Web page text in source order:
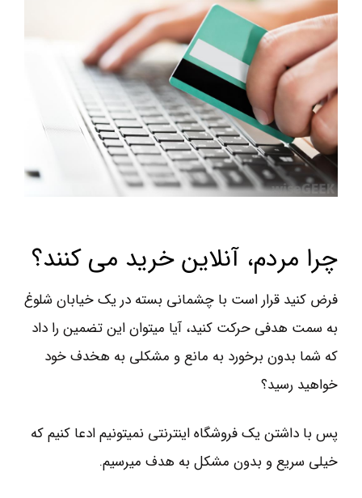
چرا مردم، آنلاین خرید می کنند؟
فرض کنید قرار است با چشمانی بسته در یک خیابان شلوغ
به سمت هدفی حرکت کنید، آیا میتوان این تضمین را داد
که شما بدون برخورد به مانع و مشکلی به هخدف خود
خواهید رسید؟
پس با داشتن یک فروشگاه اینترنتی نمیتونیم ادعا کنیم که
خیلی سریع و بدون مشکل به هدف میرسیم.